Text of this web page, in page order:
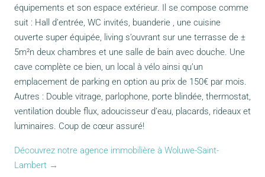
équipements et son espace extérieur. Il se compose comme
suit : Hall d’entrée, WC invités, buanderie , une cuisine
ouverte super équipée, living s’ouvrant sur une terrasse de ±
5m²n deux chambres et une salle de bain avec douche. Une
cave complète ce bien, un local à vélo ainsi qu’un
emplacement de parking en option au prix de 150€ par mois.
Autres : Double vitrage, parlophone, porte blindée, thermostat,
ventilation double flux, adoucisseur d’eau, placards, rideaux et
luminaires. Coup de cœur assuré!
Découvrez notre agence immobilière à Woluwe-Saint-
Lambert →